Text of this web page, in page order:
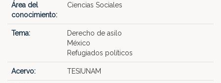
Área del
conocimiento:
Ciencias Sociales
Tema:
Derecho de asilo
México
Refugiados políticos
Acervo: TESIUNAM